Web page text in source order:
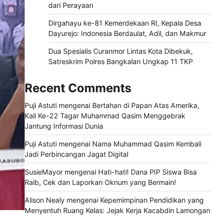
dari Perayaan
Dirgahayu ke-81 Kemerdekaan RI, Kepala Desa
Dayurejo: Indonesia Berdaulat, Adil, dan Makmur
Dua Spesialis Curanmor Lintas Kota Dibekuk,
Satreskrim Polres Bangkalan Ungkap 11 TKP
Recent Comments
Puji Astutimengenai Bertahan di Papan Atas Amerika,
Kali Ke-22 Tagar Muhammad Qasim Menggebrak
Jantung Informasi Dunia
Puji Astutimengenai Nama Muhammad Qasim Kembali
Jadi Perbincangan Jagat Digital
SusieMayormengenai Hati-hati! Dana PIP Siswa Bisa
Raib, Cek dan Laporkan Oknum yang Bermain!
Alison Nealymengenai Kepemimpinan Pendidikan yang
Menyentuh Ruang Kelas: Jejak Kerja Kacabdin Lamongan